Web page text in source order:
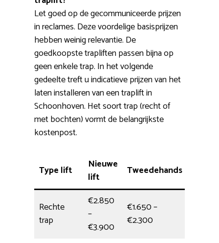
Let goed op de gecommuniceerde prijzen
in reclames. Deze voordelige basisprijzen
hebben weinig relevantie. De
goedkoopste trapliften passen bijna op
geen enkele trap. In het volgende
gedeelte treft u indicatieve prijzen van het
laten installeren van een traplift in
Schoonhoven. Het soort trap (recht of
met bochten) vormt de belangrijkste
kostenpost.
Type lift
Nieuwe
lift
Tweedehands
Rechte
trap
€2.850
–
€3.900
€1.650 –
€2.300